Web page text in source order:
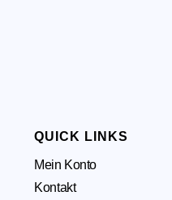
QUICK LINKS
Mein Konto
Kontakt